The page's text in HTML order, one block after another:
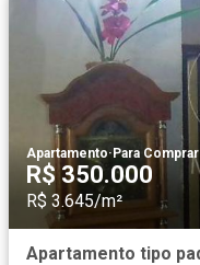
Apartamento·Para Comprar
R$ 350.000
R$ 3.645/m²